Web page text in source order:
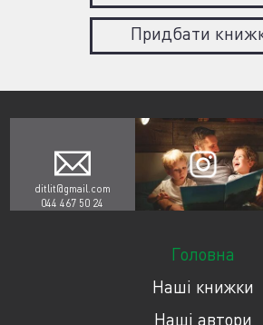
Придбати
ditlit@gmail.com
044 467 50 24
Головна
Наші книжки
Наші автори